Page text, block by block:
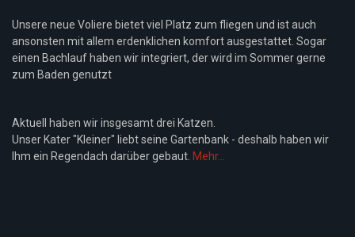
Unsere neue Voliere bietet viel Platz zum fliegen und ist auch
ansonsten mit allem erdenklichen komfort ausgestattet. Sogar
einen Bachlauf haben wir integriert, der wird im Sommer gerne
zum Baden genutzt
Aktuell haben wir insgesamt drei Katzen.
Unser Kater "Kleiner" liebt seine Gartenbank - deshalb haben wir
Ihm ein Regendach darüber gebaut. Mehr...